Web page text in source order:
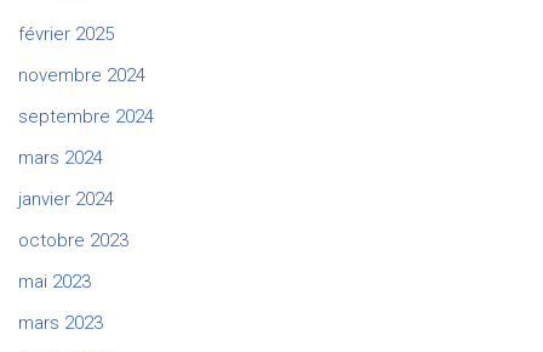
février 2025
novembre 2024
septembre 2024
mars 2024
janvier 2024
octobre 2023
mai 2023
mars 2023